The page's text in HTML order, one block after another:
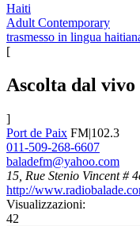
Haiti
Adult Contemporary
trasmesso in lingua
[
Ascolta dal vivo
]
Port de Paix FM|102.3
011-509-268-6607
baladefm@yahoo.com
15, Rue Stenio Vincent #
http://
Visualizzazioni:
42